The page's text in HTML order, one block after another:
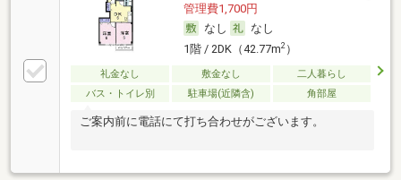
管理費1,700円
なし
なし
1階 / 2DK（42.77m2）
礼金なし 敷金なし
二人暮らし
バス・トイレ別
駐車場(近隣含) 角部屋
ご案内前に電話にて打ち合わせがございます。